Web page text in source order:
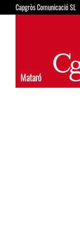
Capgròs Comunicació SL
Mataró